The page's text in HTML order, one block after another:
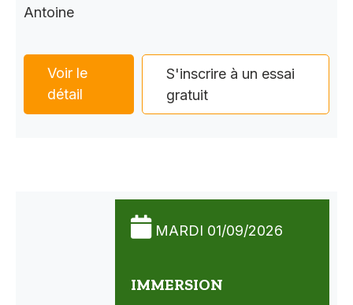
Antoine
Voir le
détail
S'inscrire à un essai
gratuit
MARDI 01/09/2026
IMMERSION